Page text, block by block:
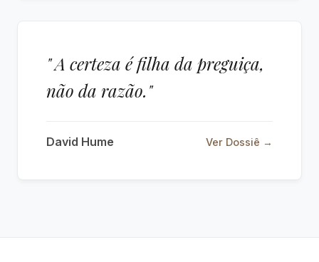
" A certeza é filha da preguiça,
não da razão."
David Hume Ver Dossiê →